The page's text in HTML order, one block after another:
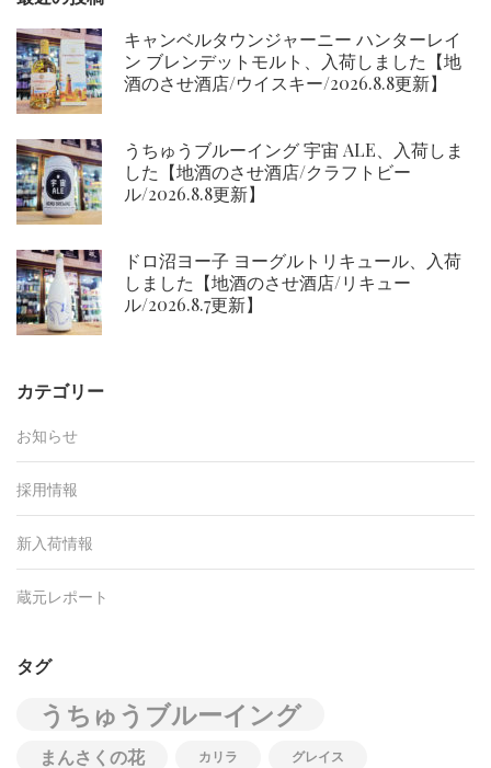
ョ
ン
キャンベルタウンジャーニー ハンターレイ
ン ブレンデットモルト、入荷しました【地
酒のさせ酒店/ウイスキー/2026.8.8更新】
うちゅうブルーイング 宇宙 ALE、入荷しま
した【地酒のさせ酒店/クラフトビー
ル/2026.8.8更新】
ドロ沼ヨー子 ヨーグルトリキュール、入荷
しました【地酒のさせ酒店/リキュー
ル/2026.8.7更新】
カテゴリー
お知らせ
採用情報
新入荷情報
蔵元レポート
タグ
うちゅうブルーイング
まんさくの花 カリラ グレイス